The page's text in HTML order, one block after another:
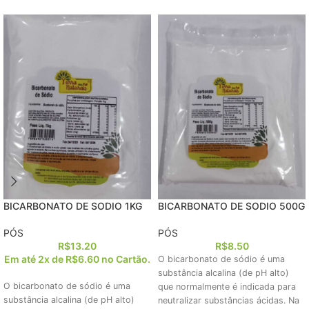
BICARBONATO DE SODIO 1KG
PÓS
R$13.20
Em até 2x de R$6.60 no Cartão.
O bicarbonato de sódio é uma
substância alcalina (de pH alto)
BICARBONATO DE SODIO 500G
PÓS
R$8.50
O bicarbonato de sódio é uma
substância alcalina (de pH alto)
que normalmente é indicada para
neutralizar substâncias ácidas. Na